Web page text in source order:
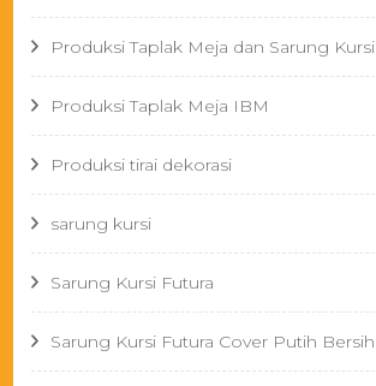
Produksi Taplak Meja dan Sarung Kursi
Produksi Taplak Meja IBM
Produksi tirai dekorasi
sarung kursi
Sarung Kursi Futura
Sarung Kursi Futura Cover Putih Bersih